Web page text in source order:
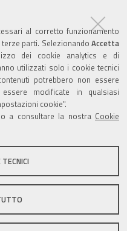
al corretto funzionamento
parti. Selezionando Accetta
dei cookie analytics e di
utilizzati solo i cookie tecnici
potrebbero non essere
modificate in qualsiasi
cookie".
a consultare la nostra Cookie
questo sito
Zola Predosa